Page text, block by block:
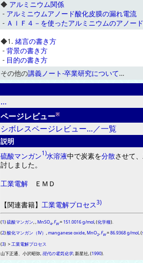
◆ アルミニウム関係
- アルミニウムアノード酸化皮膜の漏れ電流
- ＡｌＦ４－を使ったアルミニウムのアノー
◆1. 緒言の書き方
- 背景の書き方
- 目的の書き方
その他の講義ノート-卒業研究について…
…
ページレビュー※
シボレスページレビュー…／一覧
説明
硫酸マンガン1)水溶液中で炭素を分散させて
討しました。
工業電解
ＥＭＤ
【関連書籍】 工業電解プロセス3)
(1)硫酸マンガン, ,MnSO4,FW= 151.0016 g/mol, (化学種).
(2)酸化マンガン（Ⅳ） ,manganese oxide,MnO2,FW=86.9368 g/mol, (
(3) >工業電解プロセス
山下正通、小沢昭弥,現代の電気化学, 新星社, (1990).